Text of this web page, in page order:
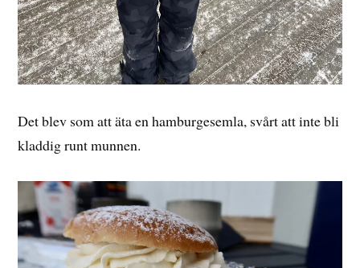
Det blev som att äta en hamburgesemla, svårt att inte bli
kladdig runt munnen.